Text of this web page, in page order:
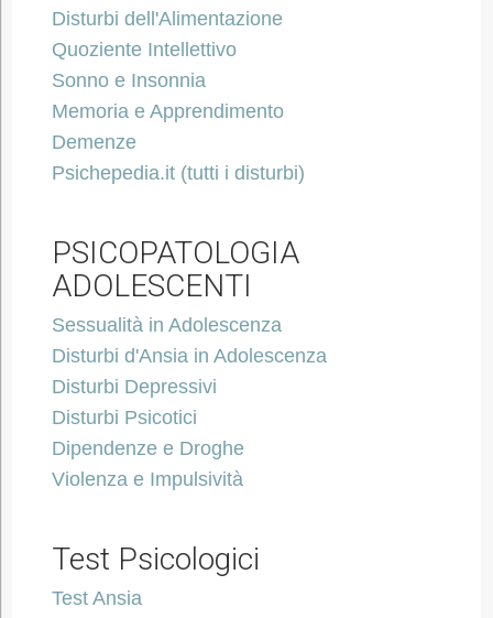
Disturbi dell'Alimentazione
Quoziente Intellettivo
Sonno e Insonnia
Memoria e Apprendimento
Demenze
Psichepedia.it (tutti i disturbi)
PSICOPATOLOGIA
ADOLESCENTI
Sessualità in Adolescenza
Disturbi d'Ansia in Adolescenza
Disturbi Depressivi
Disturbi Psicotici
Dipendenze e Droghe
Violenza e Impulsività
Test Psicologici
Test Ansia